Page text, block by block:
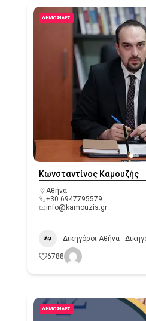
ΔΗΜΟΦΙΛΈΣ
Κωνσταντίνος Καμουζής
Αθήνα
+30 6947795579
info@kamouzis.gr
Δικηγόροι Αθήνα -
6788
ΔΗΜΟΦΙΛΈΣ